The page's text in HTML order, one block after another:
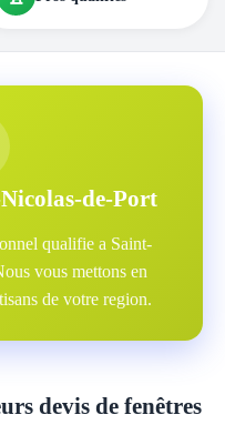
de-Port
qualifie a Saint-
vous mettons en
de votre region.
devis de fenêtres